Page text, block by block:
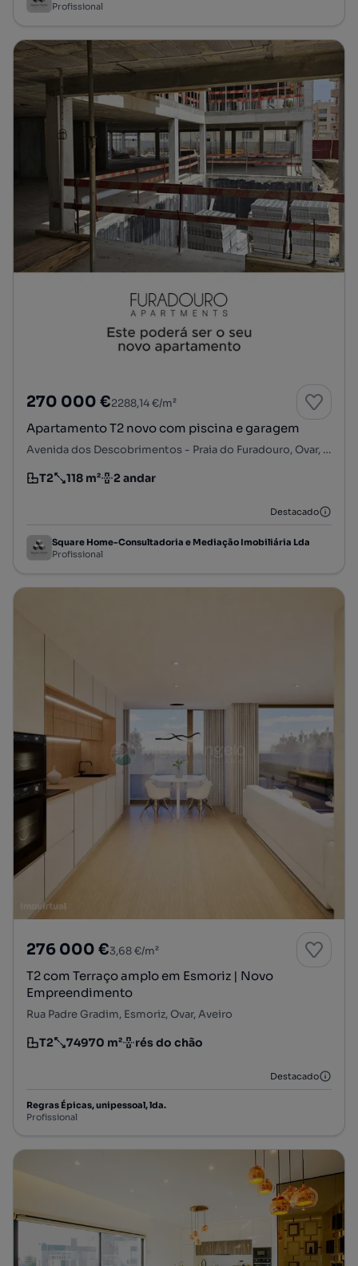
Profissional
270 000 €2288,14 €/m²
Apartamento T2 novo com piscina e garagem
Avenida dos Descobrimentos - Praia do Furadouro, Ovar, S. João, Arada e S. Vicente de Pereira Jusã, Ovar, Aveiro
Tipologia
T2
Preço por metro quadrado
118 m²
Andar 2 andar
Destacado
Square Home-Consultadoria e Mediação Imobiliária Lda
Profissional
276 000 €3,68 €/m²
T2 com Terraço amplo em Esmoriz | Novo
Empreendimento
Rua Padre Gradim, Esmoriz, Ovar, Aveiro
Tipologia
T2
Preço por metro quadrado
74970 m²
Andar rés do chão
Destacado
Regras Épicas, unipessoal, lda.
Profissional